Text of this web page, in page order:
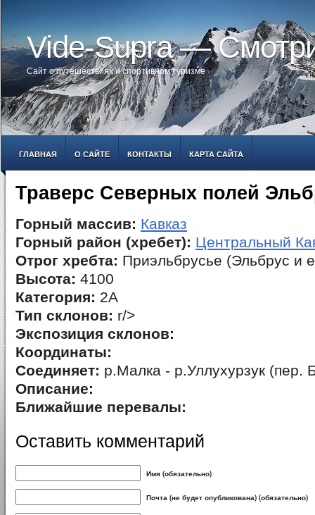
Vide-Supra —
Сайт о путешествиях и спортивном туризме
ГЛАВНАЯ О САЙТЕ КОНТАКТЫ КАРТА САЙТА
Траверс Северных полей
Горный массив: Кавказ
Горный район (хребет): Центральный
Отрог хребта: Приэльбрусье (Эльбрус и
Высота: 4100
Категория: 2А
Тип склонов: r/>
Экспозиция склонов:
Координаты:
Соединяет: р.Малка - р.Уллухурзук (пер.
Описание:
Ближайшие перевалы:
Оставить комментарий
Имя (обязательно)
Почта (не будет опубликована) (обязательно)